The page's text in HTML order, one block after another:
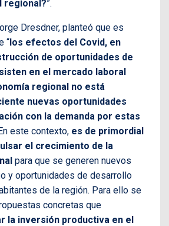
regional?”.
Dresdner, planteó que es
“los efectos del Covid, en
de oportunidades de
en el mercado laboral
regional no está
nuevas oportunidades
con la demanda por estas
este contexto, es de primordial
el crecimiento de la
para que se generen nuevos
y oportunidades de desarrollo
de la región. Para ello se
concretas que
la inversión productiva en el